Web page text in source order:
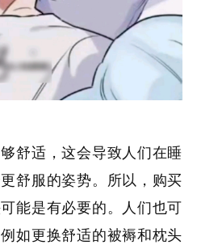
舒适，这会导致人们在睡
舒服的姿势。所以，购买
能是有必要的。人们也可
如更换舒适的被褥和枕头